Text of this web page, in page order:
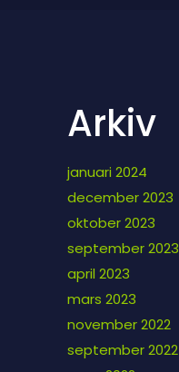
Arkiv
januari 2024
december 2023
oktober 2023
september 2023
april 2023
mars 2023
november 2022
september 2022